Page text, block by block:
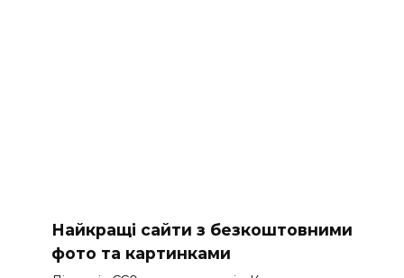
Найкращі сайти з безкоштовними
фото та картинками